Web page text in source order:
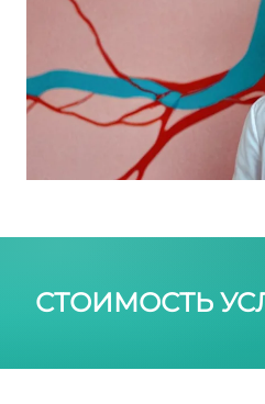
СТОИМОСТЬ